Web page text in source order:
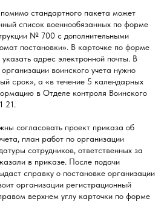
стандартного пакета может
список военнообязанных по форме
№ 700 с дополнительными
постановки». В карточке по форме
адрес электронной почты. В
воинского учета нужно
срок», а «в течение 5 календарных
в Отделе контроля Воинского
21.
согласовать проект приказа об
план работ по организации
сотрудников, ответственных за
в приказе. После подачи
справку о постановке организации
организации регистрационный
верхнем углу карточки по форме